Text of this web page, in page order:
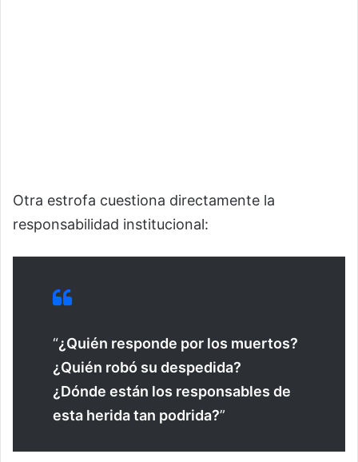
Otra estrofa cuestiona directamente la
responsabilidad institucional:
“¿Quién responde por los muertos?
¿Quién robó su despedida?
¿Dónde están los responsables de
esta herida tan podrida?”